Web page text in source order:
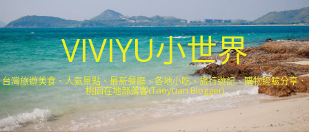
VIVIYU小世界
台灣旅遊美食、人氣景點、最新餐廳、各地小吃、旅行遊記、購物經驗分享．
桃園在地部落客(Taoyuan Blogger)